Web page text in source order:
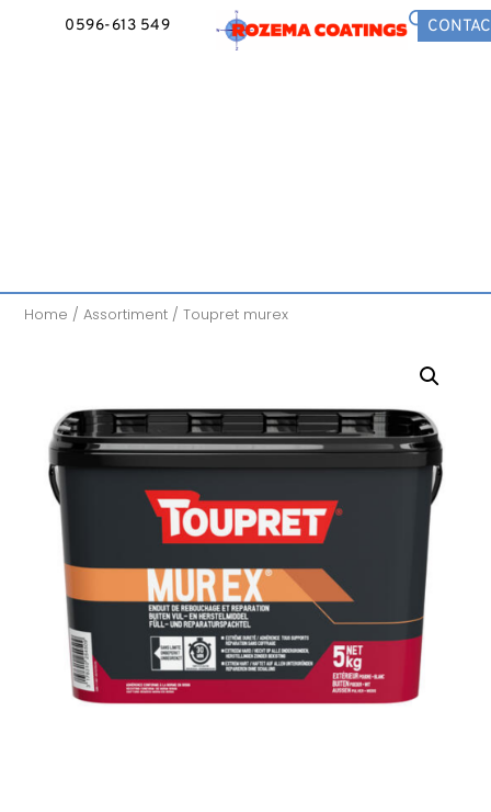
0596-613 549
Home /Assortiment / Toupret murex